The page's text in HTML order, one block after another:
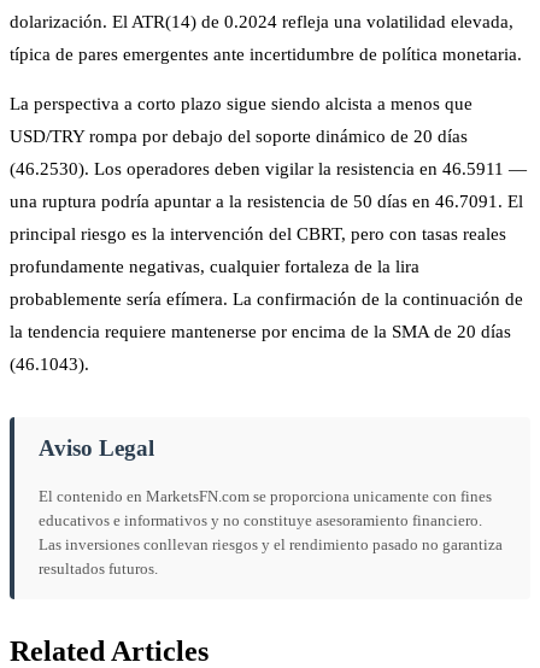
dolarización. El ATR(14) de 0.2024 refleja una volatilidad elevada,
típica de pares emergentes ante incertidumbre de política monetaria.
La perspectiva a corto plazo sigue siendo alcista a menos que
USD/TRY rompa por debajo del soporte dinámico de 20 días
(46.2530). Los operadores deben vigilar la resistencia en 46.5911 —
una ruptura podría apuntar a la resistencia de 50 días en 46.7091. El
principal riesgo es la intervención del CBRT, pero con tasas reales
profundamente negativas, cualquier fortaleza de la lira
probablemente sería efímera. La confirmación de la continuación de
la tendencia requiere mantenerse por encima de la SMA de 20 días
(46.1043).
Aviso Legal
El contenido en MarketsFN.com se proporciona unicamente con fines
educativos e informativos y no constituye asesoramiento financiero.
Las inversiones conllevan riesgos y el rendimiento pasado no garantiza
resultados futuros.
Related Articles